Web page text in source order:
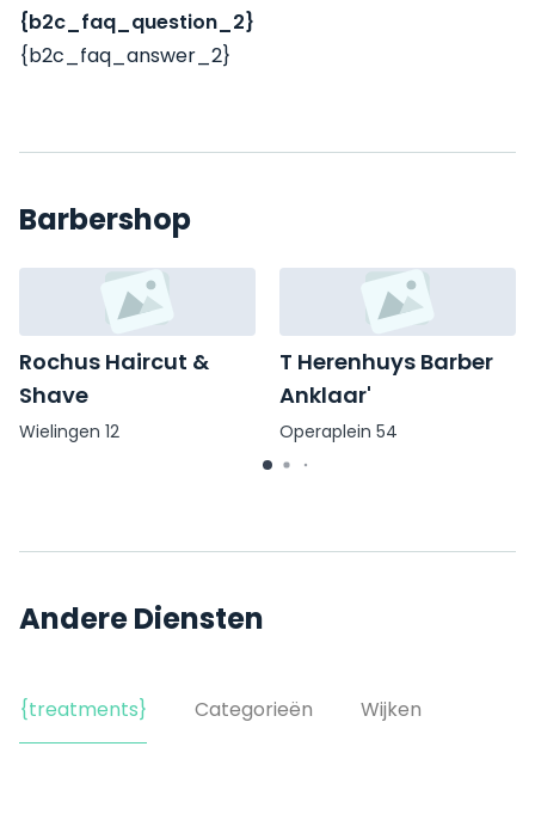
{b2c_faq_question_2}
{b2c_faq_answer_2}
Barbershop
Rochus Haircut &
Shave
Wielingen 12
T Herenhuys Barber
Anklaar'
Operaplein 54
Andere Diensten
{treatments} Categorieën Wijken